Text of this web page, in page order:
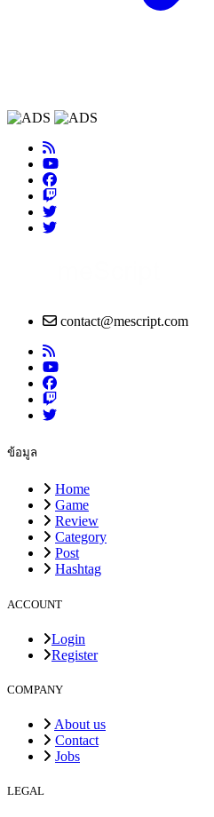
contact@mescript.com
ข้อมูล
Home
Game
Review
Category
Post
Hashtag
ACCOUNT
Login
Register
COMPANY
About us
Contact
Jobs
LEGAL